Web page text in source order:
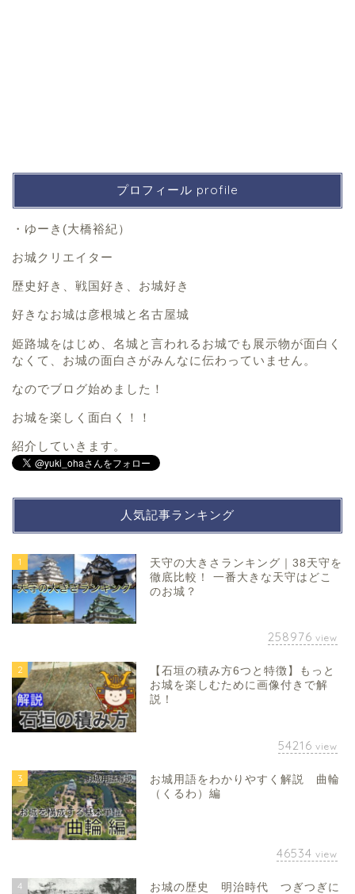
プロフィール profile
・ゆーき(大橋裕紀）
お城クリエイター
歴史好き、戦国好き、お城好き
好きなお城は彦根城と名古屋城
姫路城をはじめ、名城と言われるお城でも展示物が面白く
なくて、お城の面白さがみんなに伝わっていません。
なのでブログ始めました！
お城を楽しく面白く！！
紹介していきます。
人気記事ランキング
1
天守の大きさランキング｜38天守を
徹底比較！ 一番大きな天守はどこ
のお城？
258976 view
2
【石垣の積み方6つと特徴】もっと
お城を楽しむために画像付きで解
説！
54216 view
3
お城用語をわかりやすく解説 曲輪
（くるわ）編
46534 view
4
お城の歴史 明治時代 つぎつぎに